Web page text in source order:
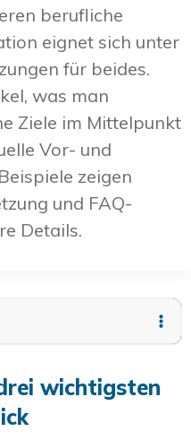
berufliche
eignet sich unter
für beides.
was man
Ziele im Mittelpunkt
Vor- und
zeigen
und FAQ-
Details.
wichtigsten